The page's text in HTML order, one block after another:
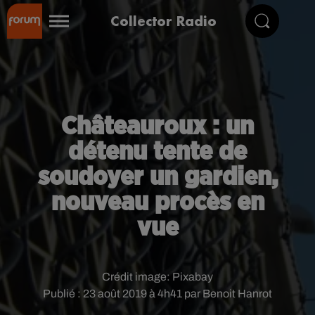
Collector Radio
Châteauroux : un
détenu tente de
soudoyer un gardien,
nouveau procès en
vue
Publié : 23 août 2019 à 4h41 par Benoit Hanrot
Crédit image: Pixabay